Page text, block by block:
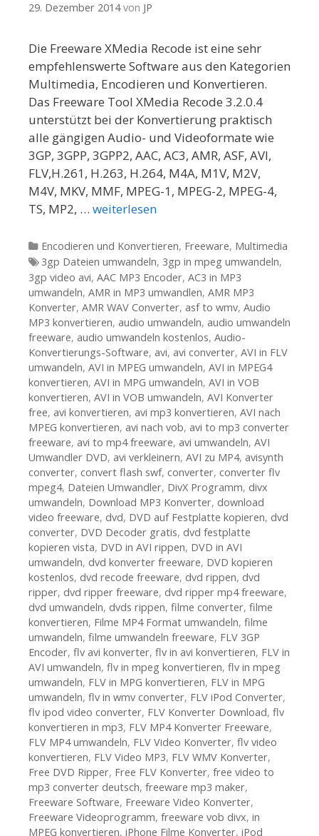
29. Dezember 2014 von JP
Die Freeware XMedia Recode ist eine sehr
empfehlenswerte Software aus den Kategorien
Multimedia, Encodieren und Konvertieren.
Das Freeware Tool XMedia Recode 3.2.0.4
unterstützt bei der Konvertierung praktisch
alle gängigen Audio- und Videoformate wie
3GP, 3GPP, 3GPP2, AAC, AC3, AMR, ASF, AVI,
FLV,H.261, H.263, H.264, M4A, M1V, M2V,
M4V, MKV, MMF, MPEG-1, MPEG-2, MPEG-4,
TS, MP2, … weiterlesen
Kategorien
Encodieren und Konvertieren, Freeware, Multimedia
Tags
3gp Dateien umwandeln, 3gp in mpeg umwandeln,
3gp video avi, AAC MP3 Encoder, AC3 in MP3
umwandeln, AMR in MP3 umwandlen, AMR MP3
Konverter, AMR WAV Converter, asf to wmv, Audio
MP3 konvertieren, audio umwandeln, audio umwandeln
freeware, audio umwandeln kostenlos, Audio-
Konvertierungs-Software, avi, avi converter, AVI in FLV
umwandeln, AVI in MPEG umwandeln, AVI in MPEG4
konvertieren, AVI in MPG umwandeln, AVI in VOB
konvertieren, AVI in VOB umwandeln, AVI Konverter
free, avi konvertieren, avi mp3 konvertieren, AVI nach
MPEG konvertieren, avi nach vob, avi to mp3 converter
freeware, avi to mp4 freeware, avi umwandeln, AVI
Umwandler DVD, avi verkleinern, AVI zu MP4, avisynth
converter, convert flash swf, converter, converter flv
mpeg4, Dateien Umwandler, DivX Programm, divx
umwandeln, Download MP3 Konverter, download
video freeware, dvd, DVD auf Festplatte kopieren, dvd
converter, DVD Decoder gratis, dvd festplatte
kopieren vista, DVD in AVI rippen, DVD in AVI
umwandeln, dvd konverter freeware, DVD kopieren
kostenlos, dvd recode freeware, dvd rippen, dvd
ripper, dvd ripper freeware, dvd ripper mp4 freeware,
dvd umwandeln, dvds rippen, filme converter, filme
konvertieren, Filme MP4 Format umwandeln, filme
umwandeln, filme umwandeln freeware, FLV 3GP
Encoder, flv avi konverter, flv in avi konvertieren, FLV in
AVI umwandeln, flv in mpeg konvertieren, flv in mpeg
umwandeln, FLV in MPG konvertieren, FLV in MPG
umwandeln, flv in wmv converter, FLV iPod Converter,
flv ipod video converter, FLV Konverter Download, flv
konvertieren in mp3, FLV MP4 Konverter Freeware,
FLV MP4 umwandeln, FLV Video Konverter, flv video
konvertieren, FLV Video MP3, FLV WMV Konverter,
Free DVD Ripper, Free FLV Konverter, free video to
mp3 converter deutsch, freeware mp3 maker,
Freeware Software, Freeware Video Konverter,
Freeware Videoprogramm, freeware vob divx, in
MPEG konvertieren, iPhone Filme Konverter, iPod